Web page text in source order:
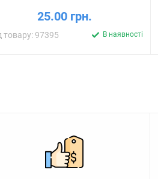
25.00 грн.
товару: 97395 В наявності